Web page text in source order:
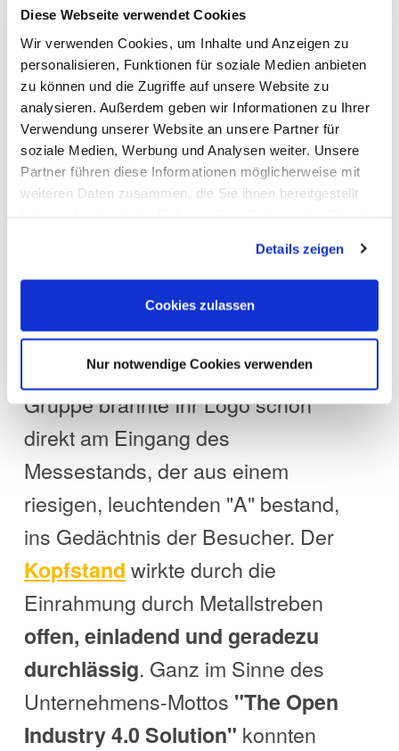
Diese Webseite verwendet Cookies
Wir verwenden Cookies, um Inhalte und Anzeigen zu
personalisieren, Funktionen für soziale Medien anbieten
zu können und die Zugriffe auf unsere Website zu
analysieren. Außerdem geben wir Informationen zu Ihrer
Verwendung unserer Website an unsere Partner für
soziale Medien, Werbung und Analysen weiter. Unsere
Partner führen diese Informationen möglicherweise mit
weiteren Daten zusammen, die Sie ihnen bereitgestellt
Cookies, wenn Sie unsere Webseite weiterhin nutzen.
Details zeigen
Cookies zulassen
Nur notwendige Cookies verwenden
Die Übersetzung derCorporate
Identityauf den Messestand fällt
vielen Unternehmen sehr schwer
und oftmals sind die Ergebnisse
langweilig oder nichtssagend.
AXOOMmacht vor, wie das besser
geht: Die Tochter derTrumpf-
Gruppe brannte Ihr Logo schon
direkt am Eingang des
Messestands, der aus einem
riesigen, leuchtenden "A" bestand,
ins Gedächtnis der Besucher. Der
Kopfstand wirkte durch die
Einrahmung durch Metallstreben
offen, einladend und geradezu
durchlässig. Ganz im Sinne des
Unternehmens-Mottos "The Open
Industry 4.0 Solution" konnten